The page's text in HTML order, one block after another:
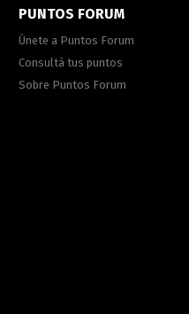
PUNTOS FORUM
Únete a Puntos Forum
Consultá tus puntos
Sobre Puntos Forum